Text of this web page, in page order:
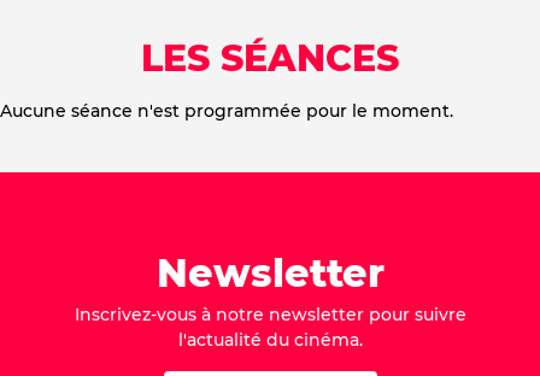
LES SÉANCES
Aucune séance n'est programmée pour le moment.
Newsletter
Inscrivez-vous à notre newsletter pour suivre
l'actualité du cinéma.